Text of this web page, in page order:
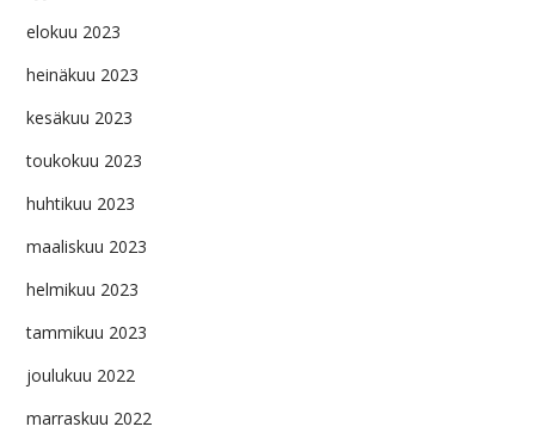
elokuu 2023
heinäkuu 2023
kesäkuu 2023
toukokuu 2023
huhtikuu 2023
maaliskuu 2023
helmikuu 2023
tammikuu 2023
joulukuu 2022
marraskuu 2022